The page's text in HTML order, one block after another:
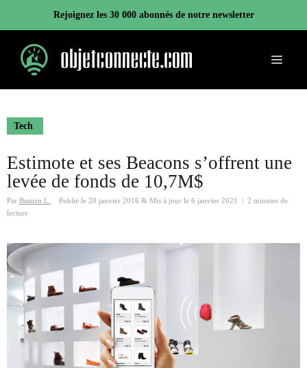
contenu
Rejoignez les 30 000 abonnés de notre newsletter
Menu
Tech
Estimote et ses Beacons s’offrent une
levée de fonds de 10,7M$
Par Bastien L. Publié le 20 janvier 2016 & Mis à jour le 6 janvier 2021
2 minutes de
lecture